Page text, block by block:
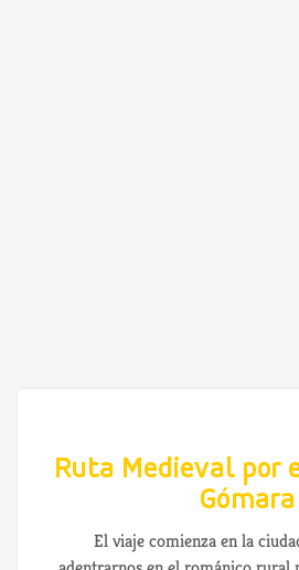
Ruta Medieval por
Gómara
El viaje comienza en la